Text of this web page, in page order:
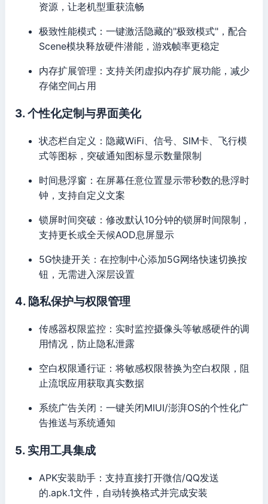
资源，让老机型重获流畅
极致性能模式：一键激活隐藏的"极致模式"，配合
Scene模块释放硬件潜能，游戏帧率更稳定
内存扩展管理：支持关闭虚拟内存扩展功能，减少
存储空间占用
3. 个性化定制与界面美化
状态栏自定义：隐藏WiFi、信号、SIM卡、飞行模
式等图标，突破通知图标显示数量限制
时间悬浮窗：在屏幕任意位置显示带秒数的悬浮时
钟，支持自定义文案
锁屏时间突破：修改默认10分钟的锁屏时间限制，
支持更长或全天候AOD息屏显示
5G快捷开关：在控制中心添加5G网络快速切换按
钮，无需进入深层设置
4. 隐私保护与权限管理
传感器权限监控：实时监控摄像头等敏感硬件的调
用情况，防止隐私泄露
空白权限通行证：将敏感权限替换为空白权限，阻
止流氓应用获取真实数据
系统广告关闭：一键关闭MIUI/澎湃OS的个性化广
告推送与系统通知
5. 实用工具集成
APK安装助手：支持直接打开微信/QQ发送
的.apk.1文件，自动转换格式并完成安装